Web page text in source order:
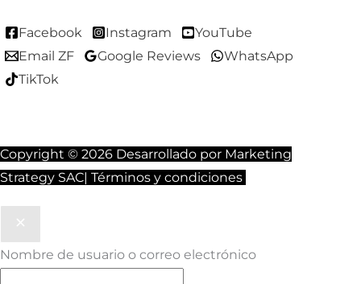
Facebook Instagram
YouTube
Email ZF
Google Reviews
WhatsApp
TikTok
Copyright © 2026 Desarrollado por Marketing
Strategy SAC| Términos y condiciones
Nombre de usuario o correo electrónico